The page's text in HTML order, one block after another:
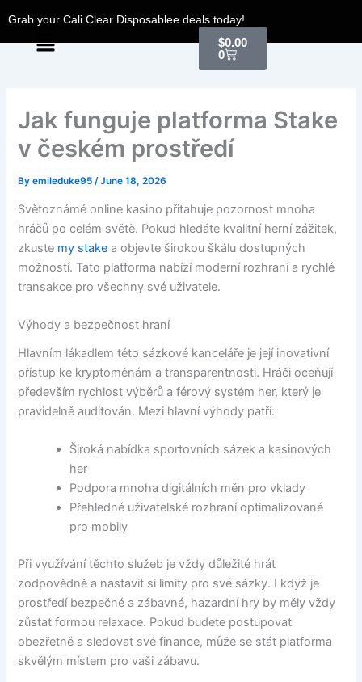
to
content
Grab your Cali Clear Disposablee deals today!
$0.00
0
Jak funguje platforma Stake
v českém prostředí
Byemileduke95 /June 18, 2026
Světoznámé online kasino přitahuje pozornost mnoha
hráčů po celém světě. Pokud hledáte kvalitní herní zážitek,
zkuste my stake a objevte širokou škálu dostupných
možností. Tato platforma nabízí moderní rozhraní a rychlé
transakce pro všechny své uživatele.
Výhody a bezpečnost hraní
Hlavním lákadlem této sázkové kanceláře je její inovativní
přístup ke kryptoměnám a transparentnosti. Hráči oceňují
především rychlost výběrů a férový systém her, který je
pravidelně auditován. Mezi hlavní výhody patří:
Široká nabídka sportovních sázek a kasinových
her
Podpora mnoha digitálních měn pro vklady
Přehledné uživatelské rozhraní optimalizované
pro mobily
Při využívání těchto služeb je vždy důležité hrát
zodpovědně a nastavit si limity pro své sázky. I když je
prostředí bezpečné a zábavné, hazardní hry by měly vždy
zůstat formou relaxace. Pokud budete postupovat
obezřetně a sledovat své finance, může se stát platforma
skvělým místem pro vaši zábavu.